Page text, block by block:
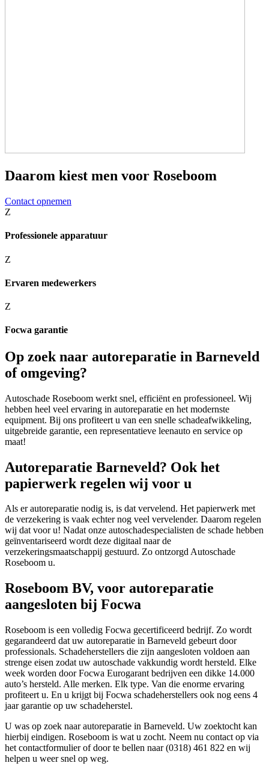
Daarom kiest men voor Roseboom
Contact opnemen
Z
Professionele apparatuur
Z
Ervaren medewerkers
Z
Focwa garantie
Op zoek naar autoreparatie in Barneveld
of omgeving?
Autoschade Roseboom werkt snel, efficiënt en professioneel. Wij
hebben heel veel ervaring in autoreparatie en het modernste
equipment. Bij ons profiteert u van een snelle schadeafwikkeling,
uitgebreide garantie, een representatieve leenauto en service op
maat!
Autoreparatie Barneveld? Ook het
papierwerk regelen wij voor u
Als er autoreparatie nodig is, is dat vervelend. Het papierwerk met
de verzekering is vaak echter nog veel vervelender. Daarom regelen
wij dat voor u! Nadat onze autoschadespecialisten de schade hebben
geïnventariseerd wordt deze digitaal naar de
verzekeringsmaatschappij gestuurd. Zo ontzorgd Autoschade
Roseboom u.
Roseboom BV, voor autoreparatie
aangesloten bij Focwa
Roseboom is een volledig Focwa gecertificeerd bedrijf. Zo wordt
gegarandeerd dat uw autoreparatie in Barneveld gebeurt door
professionals. Schadeherstellers die zijn aangesloten voldoen aan
strenge eisen zodat uw autoschade vakkundig wordt hersteld. Elke
week worden door Focwa Eurogarant bedrijven een dikke 14.000
auto’s hersteld. Alle merken. Elk type. Van die enorme ervaring
profiteert u. En u krijgt bij Focwa schadeherstellers ook nog eens 4
jaar garantie op uw schadeherstel.
U was op zoek naar autoreparatie in Barneveld. Uw zoektocht kan
hierbij eindigen. Roseboom is wat u zocht. Neem nu contact op via
het contactformulier of door te bellen naar (0318) 461 822 en wij
helpen u weer snel op weg.